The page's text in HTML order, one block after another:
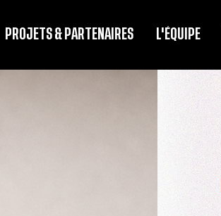
PROJETS & PARTENAIRES L'ÉQUIPE